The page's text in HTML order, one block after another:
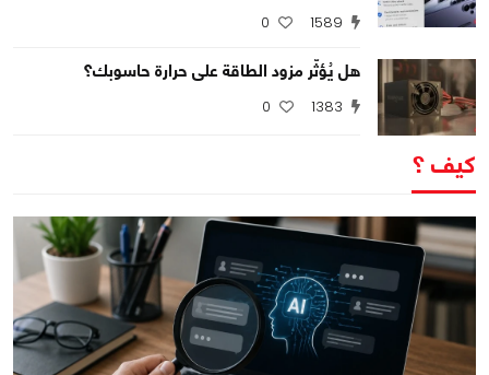
1589
0
هل يُؤثّر مزود الطاقة على حرارة حاسوبك؟
1383
0
كيف ؟